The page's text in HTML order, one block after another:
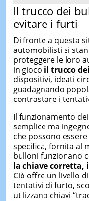
Il trucco dei
evitare i furti
Di fronte a questa
automobilisti si
proteggere le loro
in gioco il trucco
dispositivi, ideati
guadagnando
contrastare i
Il funzionamento
semplice ma
che possono
specifica, fornita al
bulloni funzionano
la chiave corretta,
Ciò offre un livello
tentativi di furto,
utilizzano chiavi